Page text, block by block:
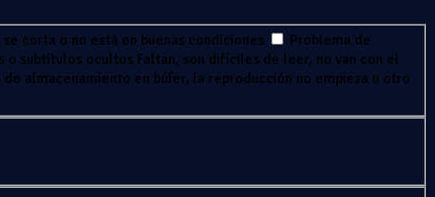
corta o no está en buenas condiciones
Problema de
o subtítulos ocultos Faltan, son difíciles de leer, no van con el
de almacenamiento en búfer, la reproducción no empieza u otro